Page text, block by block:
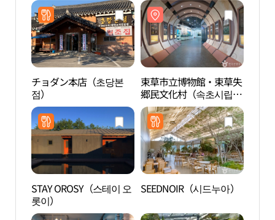
チョダン本店（초당본
점）
束草市立博物館・束草失
郷民文化村（속초시립박
물관·속초실향민문화
촌）
STAY OROSY（스테이 오
롯이）
SEEDNOIR（시드누아）